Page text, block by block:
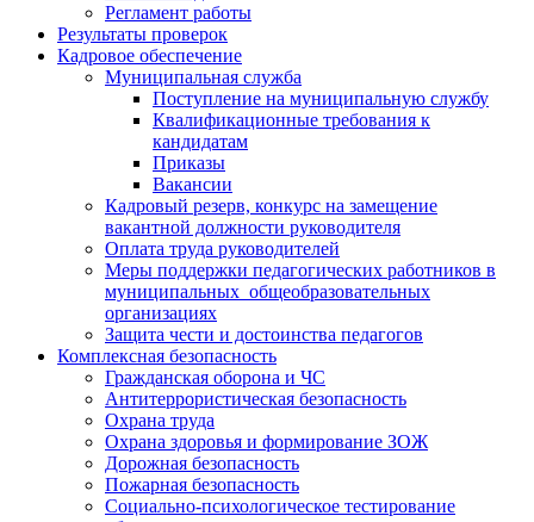
Регламент работы
Результаты проверок
Кадровое обеспечение
Муниципальная служба
Поступление на муниципальную службу
Квалификационные требования к
кандидатам
Приказы
Вакансии
Кадровый резерв, конкурс на замещение
вакантной должности руководителя
Оплата труда руководителей
Меры поддержки педагогических работников в
муниципальных общеобразовательных
организациях
Защита чести и достоинства педагогов
Комплексная безопасность
Гражданская оборона и ЧС
Антитеррористическая безопасность
Охрана труда
Охрана здоровья и формирование ЗОЖ
Дорожная безопасность
Пожарная безопасность
Социально-психологическое тестирование